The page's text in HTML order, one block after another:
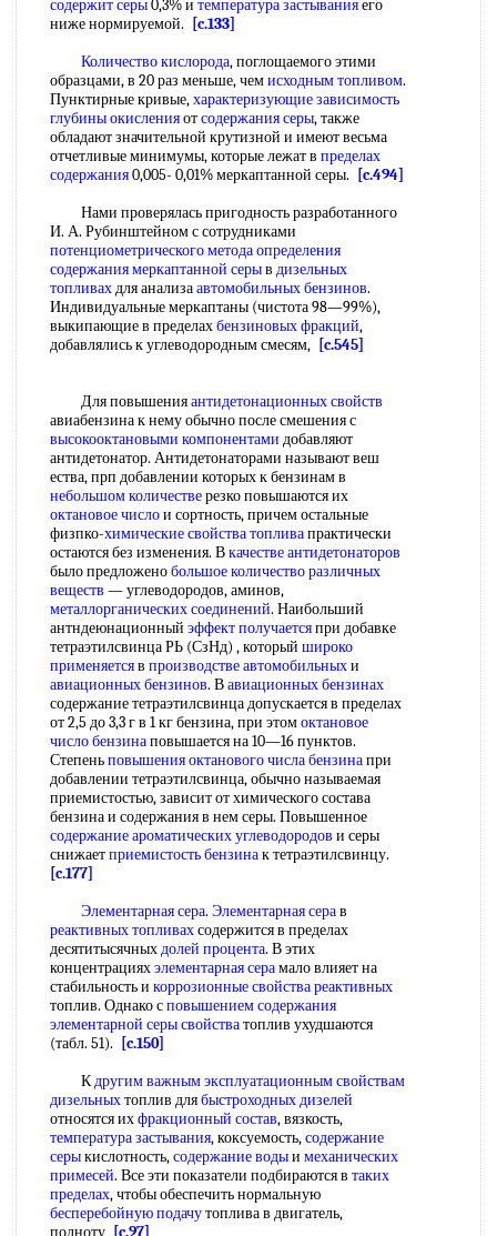
содержит серы0,3% и температура застыванияего
ниже нормируемой.
[c.133]
Количество кислорода, поглощаемого этими
образцами, в 20 раз меньше, чемисходным топливом.
Пунктирные кривые,характеризующие зависимость
глубины окисленияотсодержания серы, также
обладают значительной крутизной и имеют весьма
отчетливые минимумы, которые лежат в пределах
содержания0,005- 0,01% меркаптанной серы.
[c.494]
Нами проверялась пригодность разработанного
И. А. Рубинштейном с сотрудниками
потенциометрического метода определения
содержаниямеркаптанной серыв дизельных
топливахдля анализаавтомобильных бензинов.
Индивидуальные меркаптаны (чистота 98—99%),
выкипающие в пределахбензиновых фракций,
добавлялись к углеводородным смесям, [c.545]
Для повышенияантидетонационных свойств
авиабензина к нему обычно после смешения с
высокооктановыми компонентами добавляют
антидетонатор. Антидетонаторами называют веш
ества, прп добавлении которых к бензинам в
небольшом количестверезко повышаются их
октановое числои сортность, причем остальные
физпко-химические свойства топливапрактически
остаются без изменения. Вкачестве антидетонаторов
было предложенобольшое количестворазличных
веществ — углеводородов, аминов,
металлорганических соединений. Наибольший
антндеюнационный эффект получаетсяпри добавке
тетраэтилсвинца РЬ (СзНд) , который широко
применяетсяв производстве автомобильныхи
авиационных бензинов. Вавиационных бензинах
содержание тетраэтилсвинца допускается в пределах
от 2,5 до 3,3 г в 1 кг бензина, при этомоктановое
число бензинаповышается на 10—16 пунктов.
Степеньповышения октанового числа бензинапри
добавлении тетраэтилсвинца, обычно называемая
приемистостью, зависит от химического состава
бензина и содержания в нем серы. Повышенное
содержание ароматических углеводородов и серы
снижаетприемистость бензинак тетраэтилсвинцу.
[c.177]
Элементарная сера. Элементарная серав
реактивных топливахсодержится в пределах
десятитысячныхдолей процента. В этих
концентрацияхэлементарная серамало влияет на
стабильность и коррозионные свойства реактивных
топлив. Однако сповышением содержания
элементарной серы свойстватоплив ухудшаются
(табл. 51).
[c.150]
Кдругим важнымэксплуатационным свойствам
дизельныхтоплив длябыстроходных дизелей
относятся ихфракционный состав, вязкость,
температура застывания, коксуемость,содержание
серыкислотность,содержание водыи механических
примесей. Все эти показатели подбираются в таких
пределах, чтобы обеспечить нормальную
бесперебойную подачутоплива в двигатель,
полноту [c.97]